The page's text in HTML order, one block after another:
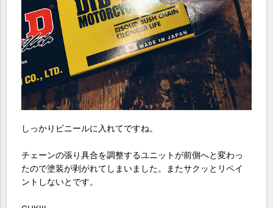
しっかりビニールに入れてですね。
チェーンの張り具合を調整するユニットが前側へと変わっ
たので塗装が剥がれてしまいました。またサクッとリペイ
ントしないとです。